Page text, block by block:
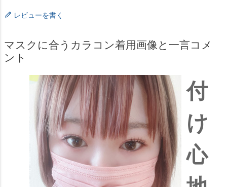
レビューを書く
マスクに合うカラコン着用画像と一言コメ
ント
付
け
心